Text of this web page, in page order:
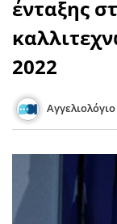
ένταξης
2022
Αγγελιολόγιο